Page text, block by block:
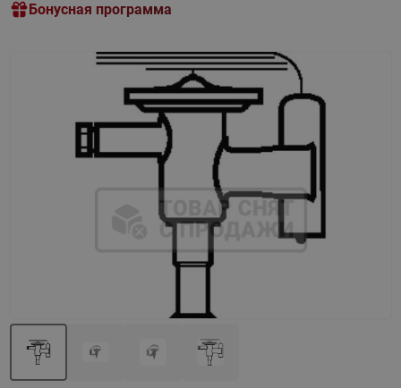
Бонусная программа